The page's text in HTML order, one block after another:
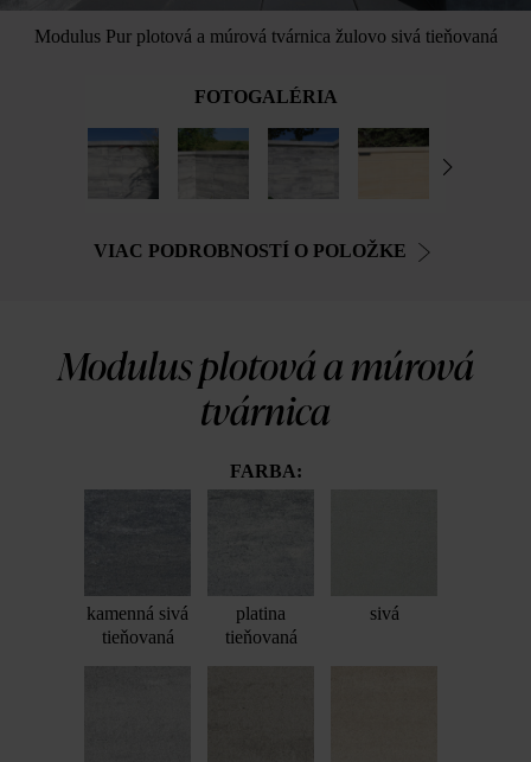
Modulus Pur plotová a múrová tvárnica žulovo sivá tieňovaná
FOTOGALÉRIA
VIAC PODROBNOSTÍ O POLOŽKE
Modulus plotová a múrová
tvárnica
FARBA:
kamenná sivá
tieňovaná
platina
tieňovaná
sivá